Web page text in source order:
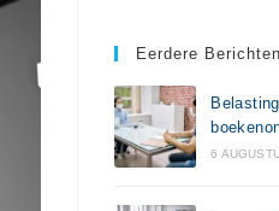
Eerdere Berichten
6